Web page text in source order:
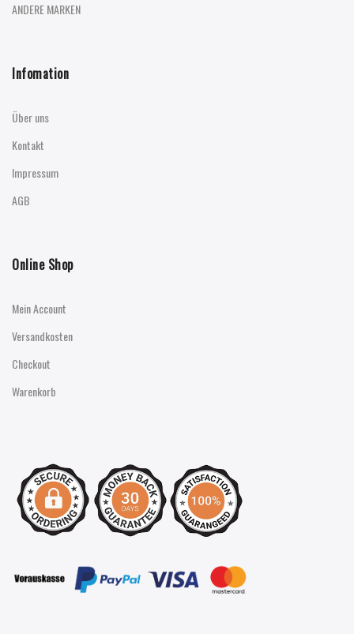
ANDERE MARKEN
Infomation
Über uns
Kontakt
Impressum
AGB
Online Shop
Mein Account
Versandkosten
Checkout
Warenkorb